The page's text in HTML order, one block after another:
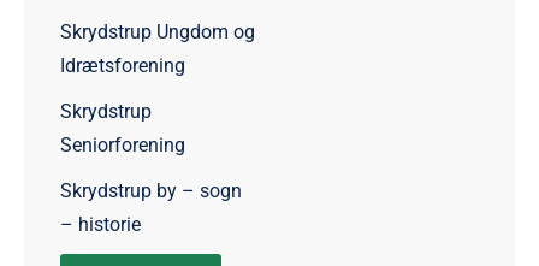
Skrydstrup Ungdom og
Idrætsforening
Skrydstrup
Seniorforening
Skrydstrup by – sogn
– historie